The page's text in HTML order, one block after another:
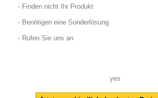
- Finden nicht Ihr Produkt
- Benötigen eine Sonderlösung
- Rufen Sie uns an
yes